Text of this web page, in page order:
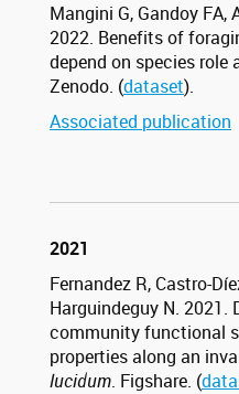
Mangini G, Gandoy FA,
2022. Benefits of
depend on species role
Zenodo. (dataset).
Associated publication
2021
Fernandez R, Castro-
Harguindeguy N. 2021.
community functional
properties along an
lucidum. Figshare. (